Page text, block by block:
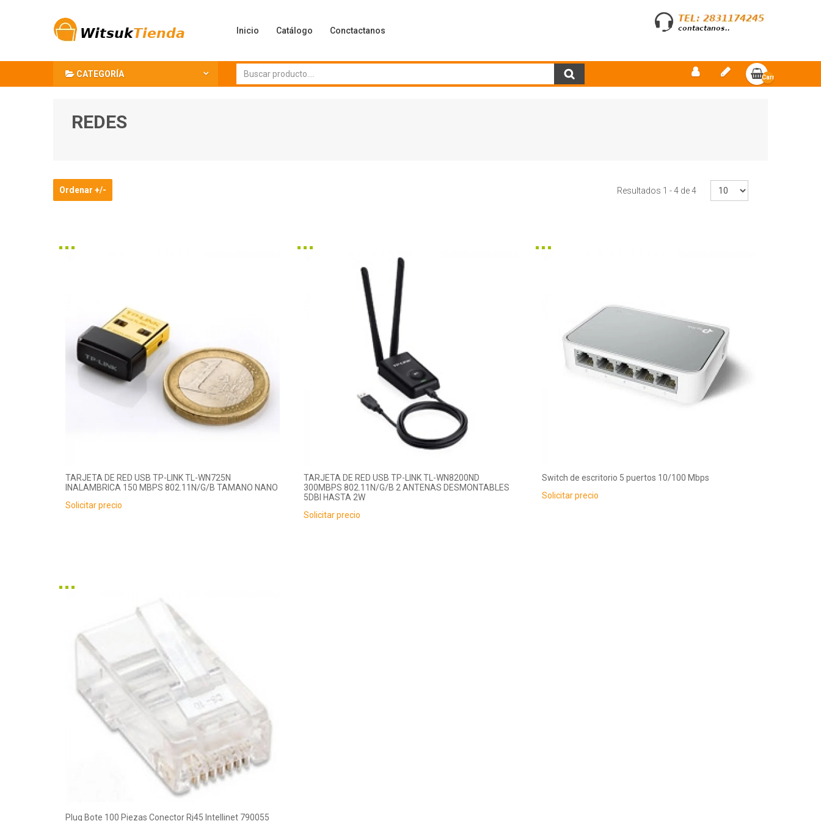
Inicio Catálogo Conctactanos
CATEGORÍA
Carro
REDES
Ordenar +/- Resultados 1 - 4 de 4
TARJETA DE RED USB TP-LINK TL-WN725N
INALAMBRICA 150 MBPS 802.11N/G/B TAMANO NANO
Solicitar precio
TARJETA DE RED USB TP-LINK TL-WN8200ND
300MBPS 802.11N/G/B 2 ANTENAS DESMONTABLES
5DBI HASTA 2W
Solicitar precio
Switch de escritorio 5 puertos 10/100 Mbps
Solicitar precio
Plug Bote 100 Piezas Conector Rj45 Intellinet 790055